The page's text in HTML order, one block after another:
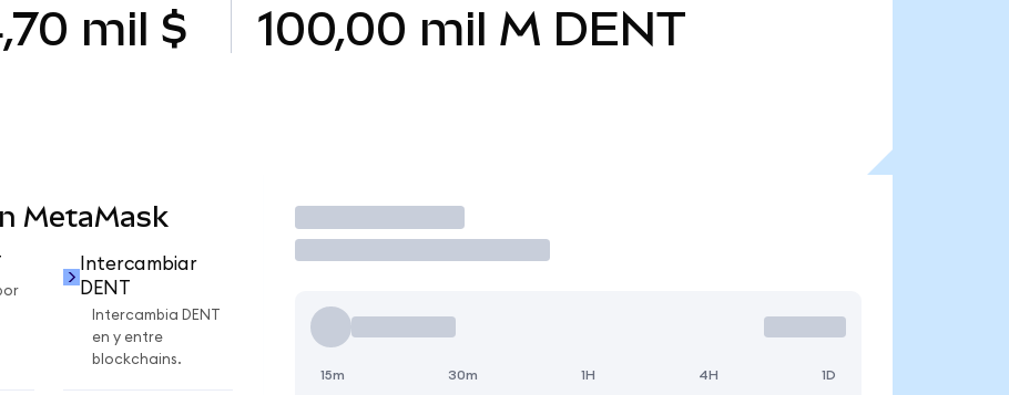
mil $ 100,00 mil M DENT
MetaMask
Intercambiar
DENT
Intercambia DENT
en y entre
blockchains.
Operar
15m 30m 1H 4H 1D